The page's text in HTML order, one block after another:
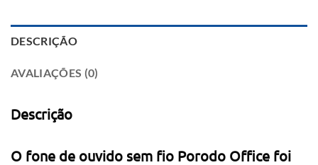
DESCRIÇÃO
AVALIAÇÕES (0)
Descrição
O fone de ouvido sem fio Porodo Office foi